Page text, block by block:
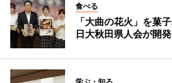
食べる
「大曲の花火」を菓
日大秋田県人会が開発